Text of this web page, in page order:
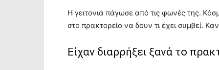
Η γειτονιά πάγωσε από τις φωνές της.
στο πρακτορείο να δουν τι έχει συμβεί.
Είχαν διαρρήξει ξανά το